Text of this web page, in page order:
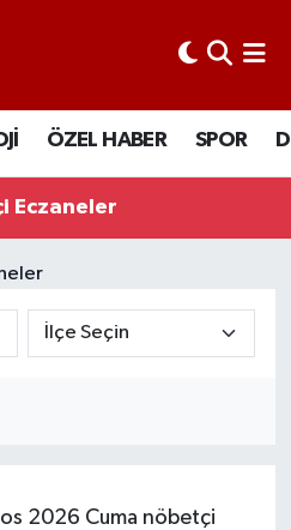
ÖZEL HABER SPOR
Eczaneler
2026 Cuma nöbetçi